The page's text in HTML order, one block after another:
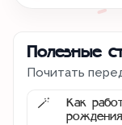
Полезные
Почитать
🪄
Как
рождения